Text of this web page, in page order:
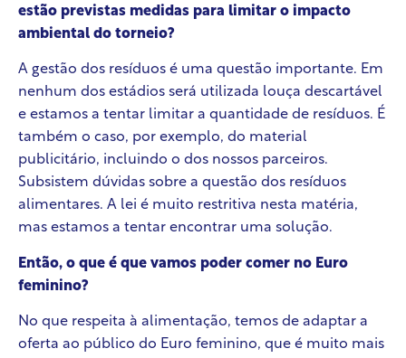
estão previstas medidas para limitar o impacto
ambiental do torneio?
A gestão dos resíduos é uma questão importante. Em
nenhum dos estádios será utilizada louça descartável
e estamos a tentar limitar a quantidade de resíduos. É
também o caso, por exemplo, do material
publicitário, incluindo o dos nossos parceiros.
Subsistem dúvidas sobre a questão dos resíduos
alimentares. A lei é muito restritiva nesta matéria,
mas estamos a tentar encontrar uma solução.
Então, o que é que vamos poder comer no Euro
feminino?
No que respeita à alimentação, temos de adaptar a
oferta ao público do Euro feminino, que é muito mais